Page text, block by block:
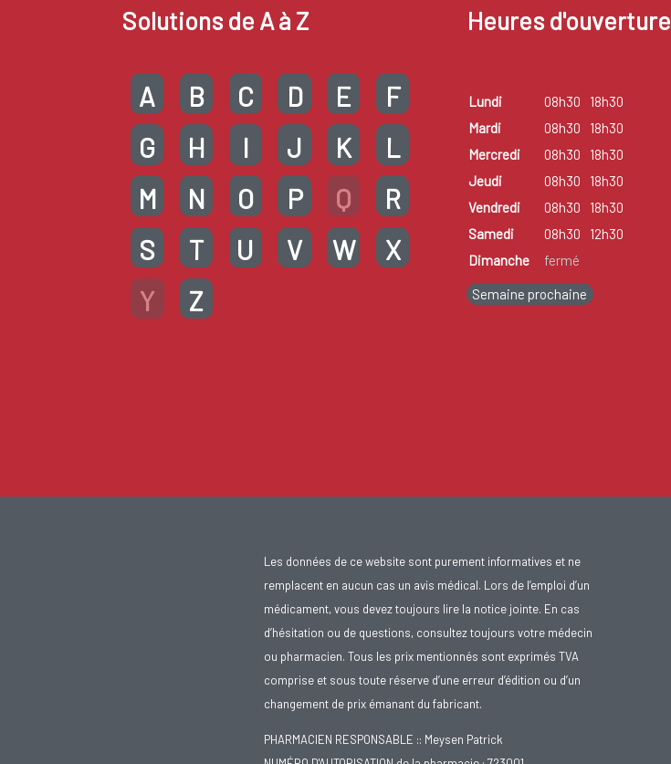
Solutions de A à Z
A B C D E
F
G
H I J K
L
M
N O P Q
R
S
T U V W
X
Y
Z
Heures d'ouverture
Lundi 08h30
18h30
Mardi
08h30
18h30
Mercredi
08h30
18h30
Jeudi
08h30
18h30
Vendredi
08h30
18h30
Samedi
08h30
12h30
Dimanche
fermé
Semaine prochaine
Les données de ce website sont purement informatives et ne
remplacent en aucun cas un avis médical. Lors de l’emploi d’un
médicament, vous devez toujours lire la notice jointe. En cas
d’hésitation ou de questions, consultez toujours votre médecin
ou pharmacien. Tous les prix mentionnés sont exprimés TVA
comprise et sous toute réserve d’une erreur d’édition ou d’un
changement de prix émanant du fabricant.
PHARMACIEN RESPONSABLE :: Meysen Patrick